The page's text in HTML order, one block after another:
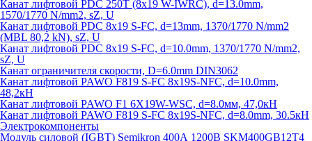
Канат лифтовой PDC 250T (8x19 W-IWRC), d=13.0mm,
1570/1770 N/mm2, sZ, U
Канат лифтовой PDC 8х19 S-FC, d=13mm, 1370/1770 N/mm2
(MBL 80,2 kN), sZ, U
Канат лифтовой PDC 8x19 S-FC, d=10.0mm, 1370/1770 N/mm2,
sZ, U
Канат ограничителя скорости, D=6.0mm DIN3062
Канат лифтовой PAWO F819 S-FC 8х19S-NFC, d=10.0mm,
48,2кН
Канат лифтовой PAWO F1 6X19W-WSC, d=8.0мм, 47,0кН
Канат лифтовой PAWO F819 S-FC 8х19S-NFC, d=8.0mm, 30.5кН
Электрокомпоненты
Модуль силовой (IGBT) Semikron 400А 1200В SKM400GB12T4